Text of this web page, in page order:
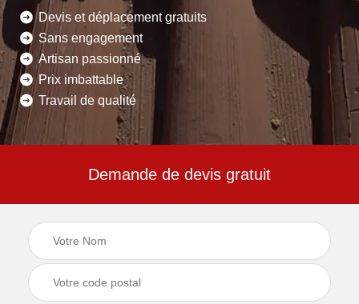
Devis et déplacement gratuits
Sans engagement
Artisan passionné
Prix imbattable
Travail de qualité
Demande de devis gratuit